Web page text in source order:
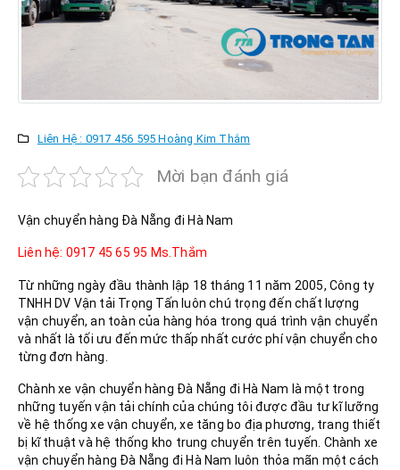
Liên Hệ : 0917 456 595 Hoàng Kim Thắm
Mời bạn đánh giá
Vận chuyển hàng Đà Nẵng đi Hà Nam
Liên hệ: 0917 45 65 95 Ms.Thắm
Từ những ngày đầu thành lập 18 tháng 11 năm 2005, Công ty
TNHH DV Vận tải Trọng Tấn luôn chú trọng đến chất lượng
vận chuyển, an toàn của hàng hóa trong quá trình vận chuyển
và nhất là tối ưu đến mức thấp nhất cước phí vận chuyển cho
từng đơn hàng.
Chành xe vận chuyển hàng Đà Nẵng đi Hà Nam là một trong
những tuyến vận tải chính của chúng tôi được đầu tư kĩ lưỡng
về hệ thống xe vận chuyển, xe tăng bo địa phương, trang thiết
bị kĩ thuật và hệ thống kho trung chuyển trên tuyến. Chành xe
vận chuyển hàng Đà Nẵng đi Hà Nam luôn thỏa mãn một cách